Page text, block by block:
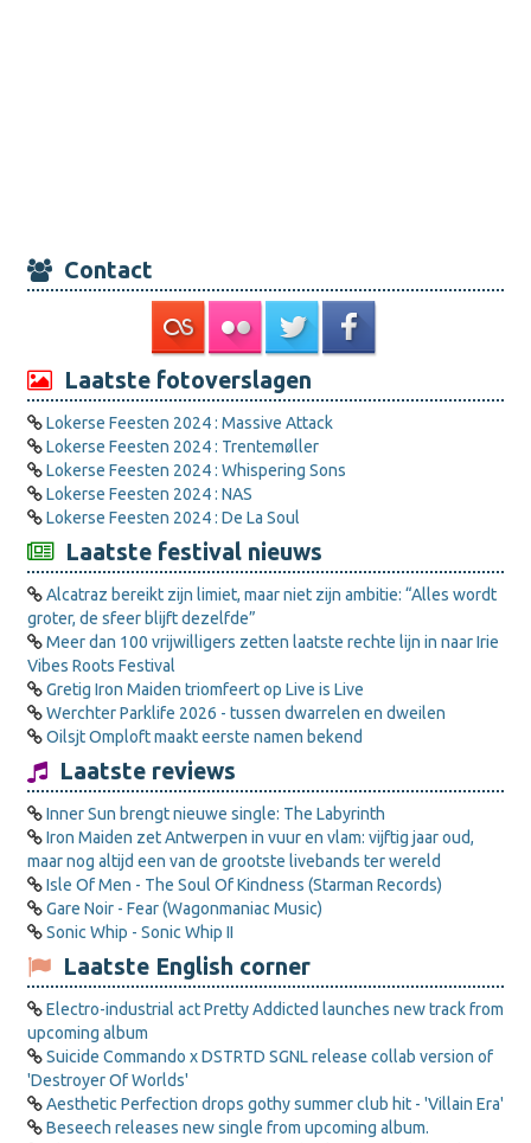
Contact
Laatste fotoverslagen
Lokerse Feesten 2024 : Massive Attack
Lokerse Feesten 2024 : Trentemøller
Lokerse Feesten 2024 : Whispering Sons
Lokerse Feesten 2024 : NAS
Lokerse Feesten 2024 : De La Soul
Laatste festival nieuws
Alcatraz bereikt zijn limiet, maar niet zijn ambitie: “Alles wordt
groter, de sfeer blijft dezelfde”
Meer dan 100 vrijwilligers zetten laatste rechte lijn in naar Irie
Vibes Roots Festival
Gretig Iron Maiden triomfeert op Live is Live
Werchter Parklife 2026 - tussen dwarrelen en dweilen
Oilsjt Omploft maakt eerste namen bekend
Laatste reviews
Inner Sun brengt nieuwe single: The Labyrinth
Iron Maiden zet Antwerpen in vuur en vlam: vijftig jaar oud,
maar nog altijd een van de grootste livebands ter wereld
Isle Of Men - The Soul Of Kindness (Starman Records)
Gare Noir - Fear (Wagonmaniac Music)
Sonic Whip - Sonic Whip II
Laatste English corner
Electro-industrial act Pretty Addicted launches new track from
upcoming album
Suicide Commando x DSTRTD SGNL release collab version of
'Destroyer Of Worlds'
Aesthetic Perfection drops gothy summer club hit - 'Villain Era'
Beseech releases new single from upcoming album.